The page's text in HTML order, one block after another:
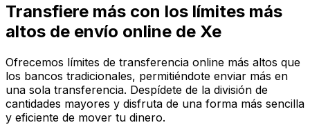
Transfiere más con los límites más
altos de envío online de Xe
Ofrecemos límites de transferencia online más altos que
los bancos tradicionales, permitiéndote enviar más en
una sola transferencia. Despídete de la división de
cantidades mayores y disfruta de una forma más sencilla
y eficiente de mover tu dinero.